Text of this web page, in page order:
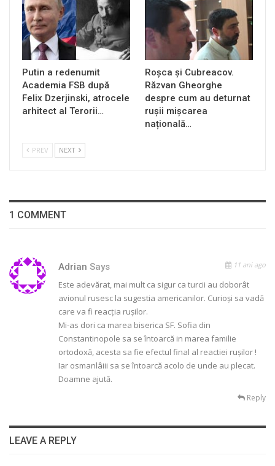
Putin a redenumit
Academia FSB după
Felix Dzerjinski, atrocele
arhitect al Terorii…
Roșca și Cubreacov.
Răzvan Gheorghe
despre cum au deturnat
rușii mișcarea
națională…
PREV NEXT
1 COMMENT
Adrian Says 11 ani ago
Este adevărat, mai mult ca sigur ca turcii au doborât
avionul rusesc la sugestia americanilor. Curioși sa vadă
care va fi reacția rușilor.
Mi-as dori ca marea biserica SF. Sofia din
Constantinopole sa se întoarcă in marea familie
ortodoxă, acesta sa fie efectul final al reactiei rușilor !
Iar osmanlâiii sa se întoarcă acolo de unde au plecat.
Doamne ajută.
Reply
LEAVE A REPLY